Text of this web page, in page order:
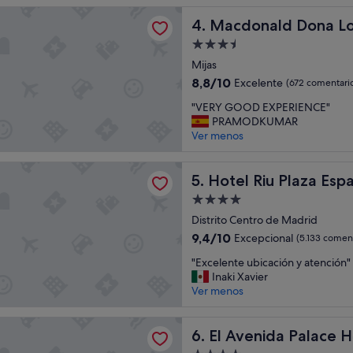
d
e
r
o
u
n
a
b
a
c
ó
p
a
p
4. Macdonald Dona
Macdonald Dona Lola Club
Alojamiento
de
3.5 estrellas
Mijas
8.8
10,
Excelente,
(672 comentarios)
8,8/10 Excelente (672
"
V
E
G
O
O
D
E
P
R
N
C
"VERY GOOD EXPERIENCE"
PRAMODKUMAR
Ver menos
5. Hotel Riu Plaza
Hotel Riu Plaza España
Alojamiento
de
4.0 estrellas
Distrito Centro de Madrid
9.4
10,
Excepcional,
(5.133 comentarios)
9,4/10 Excepcional (5.133
"
E
x
l
"Excelente ubicación y atención"
Inaki Xavier
Ver menos
6. El Avenida Palace
El Avenida Palace Hotel